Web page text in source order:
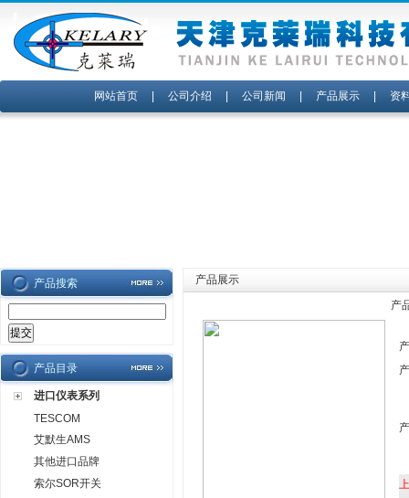
网站首页| 公司介绍 公司新闻 产品展示| 资
产品搜索
产品目录
进口仪表系列
TESCOM
艾默生AMS
其他进口品牌
索尔SOR开关
产品展示
产